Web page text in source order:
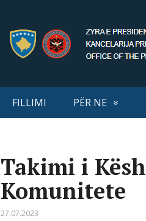
FILLIMI PËR NE
Takimi i
Komunitete
27.07.2023